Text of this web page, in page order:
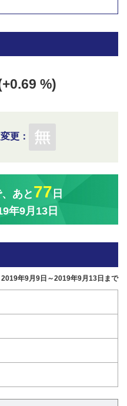
%)
更：
あと 77 日
年9月13日
年9月9日～2019年9月13日まで